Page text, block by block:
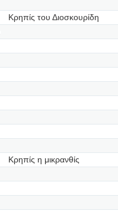
Κρηπίς του Διοσκουρίδη
Κρηπίς η μικρανθίς